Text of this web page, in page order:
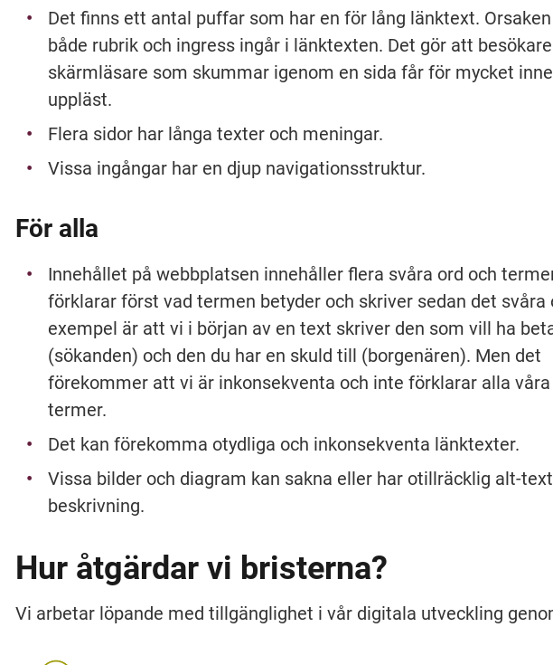
Det finns ett antal puffar som har en för lång länktext.
både rubrik och ingress ingår i länktexten. Det gör att
skärmläsare som skummar igenom en sida får för mycket
uppläst.
Flera sidor har långa texter och meningar.
Vissa ingångar har en djup navigationsstruktur.
För alla
Innehållet på webbplatsen innehåller flera svåra ord och
förklarar först vad termen betyder och skriver sedan det svåra
exempel är att vi i början av en text skriver den som vill ha
(sökanden) och den du har en skuld till (borgenären). Men det
förekommer att vi är inkonsekventa och inte förklarar alla våra
termer.
Det kan förekomma otydliga och inkonsekventa länktexter.
Vissa bilder och diagram kan sakna eller har otillräcklig alt-
beskrivning.
Hur åtgärdar vi bristerna?
Vi arbetar löpande med tillgänglighet i vår digitala utveckling